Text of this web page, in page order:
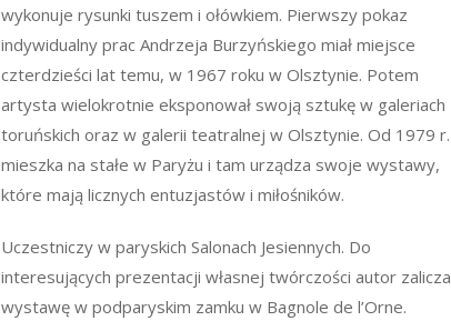
wykonuje rysunki tuszem i ołówkiem. Pierwszy pokaz
indywidualny prac Andrzeja Burzyńskiego miał miejsce
czterdzieści lat temu, w 1967 roku w Olsztynie. Potem
artysta wielokrotnie eksponował swoją sztukę w galeriach
toruńskich oraz w galerii teatralnej w Olsztynie. Od 1979 r.
mieszka na stałe w Paryżu i tam urządza swoje wystawy,
które mają licznych entuzjastów i miłośników.
Uczestniczy w paryskich Salonach Jesiennych. Do
interesujących prezentacji własnej twórczości autor zalicza
wystawę w podparyskim zamku w Bagnole de l’Orne.